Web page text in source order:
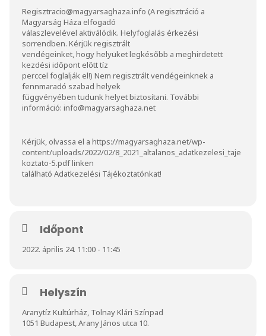
Regisztracio@magyarsaghaza.info (A regisztráció a
Magyarság Háza elfogadó
válaszlevelével aktiválódik. Helyfoglalás érkezési
sorrendben. Kérjük regisztrált
vendégeinket, hogy helyüket legkésőbb a meghirdetett
kezdési időpont előtt tíz
perccel foglalják el!) Nem regisztrált vendégeinknek a
fennmaradó szabad helyek
függvényében tudunk helyet biztosítani. További
információ: info@magyarsaghaza.net
Kérjük, olvassa el a https://magyarsaghaza.net/wp-
content/uploads/2022/02/8_2021_altalanos_adatkezelesi_taje
koztato-5.pdflinken
található Adatkezelési Tájékoztatónkat!
Időpont
2022. április 24. 11:00 - 11:45
Helyszín
Aranytíz Kultúrház, Tolnay Klári Színpad
1051 Budapest, Arany János utca 10.